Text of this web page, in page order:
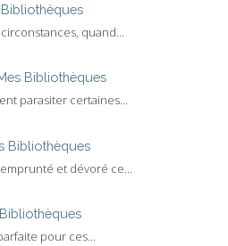
Bibliothèques
quand...
Bibliothèques
parasiter certaines...
Bibliothèques
et dévoré ce...
pour ces...